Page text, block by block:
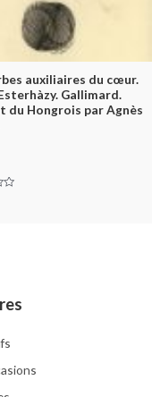
auxiliaires du cœur.
Gallimard.
du Hongrois par Agnès